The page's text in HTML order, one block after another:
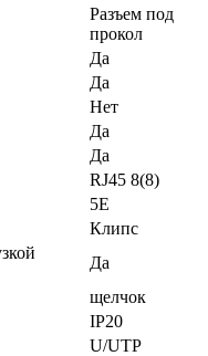
Разъем под
прокол
Да
Да
Нет
Да
Да
RJ45 8(8)
5E
Клипс
Да
щелчок
IP20
U/UTP